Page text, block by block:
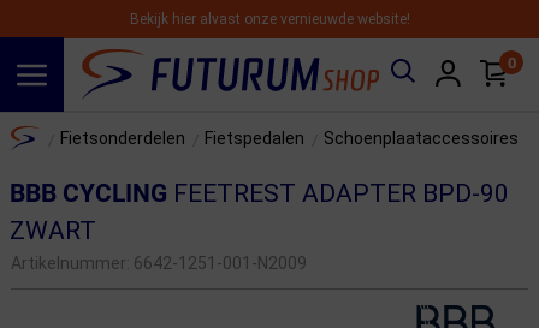
Bekijk hier alvast onze vernieuwde website!
0
Home Fietsonderdelen Fietspedalen Schoenplaataccessoires
BBB CYCLING FEETREST ADAPTER BPD-90
ZWART
Artikelnummer: 6642-1251-001-N2009